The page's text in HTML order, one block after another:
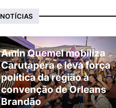
NOTÍCIAS
Amin Quemel mobiliza
Carutapera e leva força
política da região à
convenção de Orleans
Brandão